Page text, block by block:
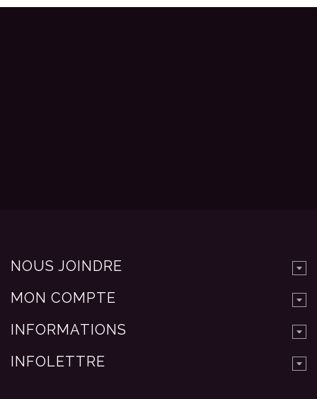
NOUS JOINDRE
MON COMPTE
INFORMATIONS
INFOLETTRE